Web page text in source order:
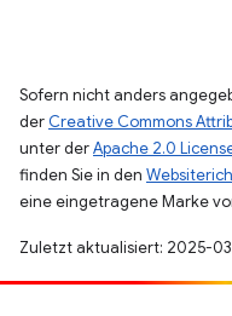
Sofern nicht anders
der Creative Commons
unter derApache 2.0
finden Sie in den
eine eingetragene Marke
Zuletzt aktualisiert: 2025-